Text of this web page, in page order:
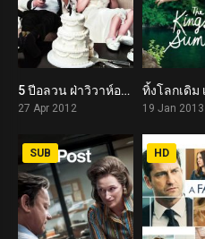
6.25 ปีอลวน ฝ่าวิวาห์อลเวง The Five-Year Engagement (2012)
27 Apr 2012 19 Jan 2013
SUB HD